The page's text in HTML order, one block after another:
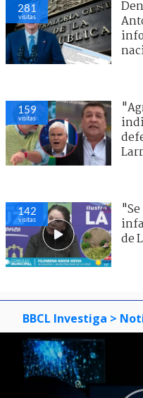
281
visitas
159
visitas
142
visitas
de
BBCL Investiga >